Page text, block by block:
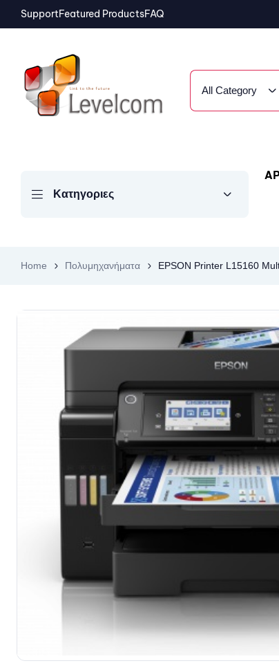
SupportFeatured ProductsFAQ
All Category
Κατηγοριες
Home Πολυμηχανήματα EPSON Printer L15160